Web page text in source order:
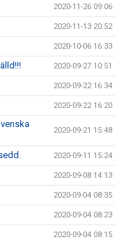
2020-11-26 09:06
2020-11-13 20:52
2020-10-06 16:33
2020-09-27 10:51
2020-09-22 16:34
2020-09-22 16:20
2020-09-21 15:48
2020-09-11 15:24
2020-09-08 14:13
2020-09-04 08:35
2020-09-04 08:23
2020-09-04 08:15